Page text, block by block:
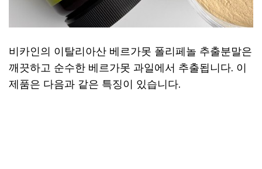
비카인의 이탈리아산 베르가못 폴리페놀 추출분말은
깨끗하고 순수한 베르가못 과일에서 추출됩니다. 이
제품은 다음과 같은 특징이 있습니다.